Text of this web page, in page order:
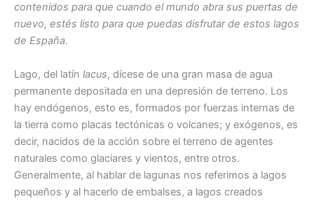
contenidos para que cuando el mundo abra sus puertas de
nuevo, estés listo para que puedas disfrutar de estos lagos
de España.
Lago, del latín lacus, dícese de una gran masa de agua
permanente depositada en una depresión de terreno. Los
hay endógenos, esto es, formados por fuerzas internas de
la tierra como placas tectónicas o volcanes; y exógenos, es
decir, nacidos de la acción sobre el terreno de agentes
naturales como glaciares y vientos, entre otros.
Generalmente, al hablar de lagunas nos referimos a lagos
pequeños y al hacerlo de embalses, a lagos creados